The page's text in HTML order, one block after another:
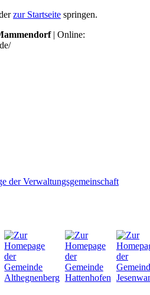
zur Startseite springen.
| Online: